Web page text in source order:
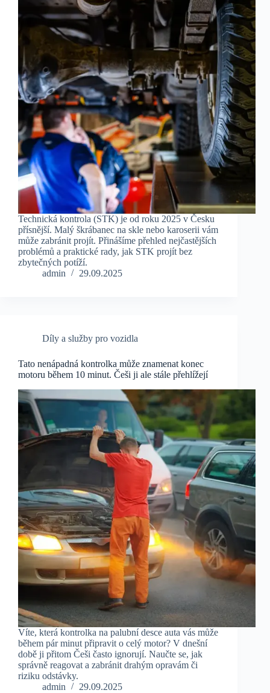
Technická kontrola (STK) je od roku 2025 v Česku
přísnější. Malý škrábanec na skle nebo karoserii vám
může zabránit projít. Přinášíme přehled nejčastějších
problémů a praktické rady, jak STK projít bez
zbytečných potíží.
admin
29.09.2025
Díly a služby pro vozidla
Tato nenápadná kontrolka může znamenat konec
motoru během 10 minut. Češi ji ale stále přehlížejí
Víte, která kontrolka na palubní desce auta vás může
během pár minut připravit o celý motor? V dnešní
době ji přitom Češi často ignorují. Naučte se, jak
správně reagovat a zabránit drahým opravám či
riziku odstávky.
admin
29.09.2025